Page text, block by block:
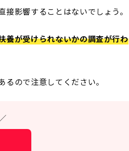
影響することはないでしょう。
養が受けられないかの調査が行わ
ので注意してください。